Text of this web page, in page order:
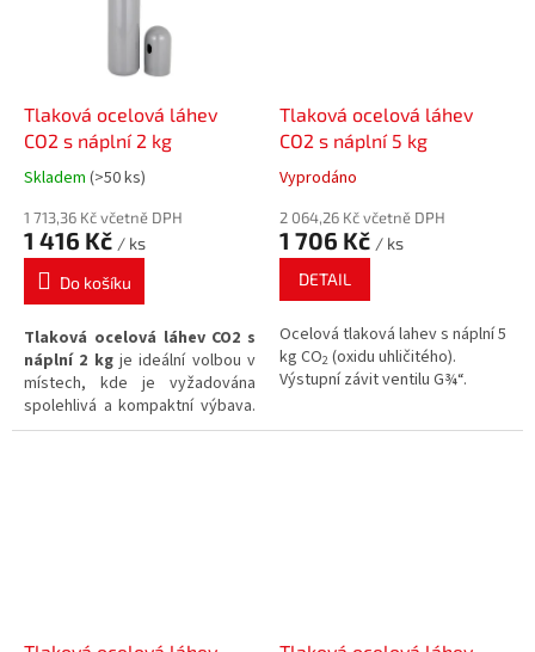
Tlaková ocelová láhev
CO2 s náplní 2 kg
Průměrné
produktu
je
5,0
hvězdiček.
Skladem (>50 ks)
1 713,36 Kč včetně DPH
1 416 Kč / ks
Do košíku
Tlaková ocelová láhev CO2 s
náplní 2 kgje ideální volbou v
místech, kde je vyžadována
spolehlivá a kompaktní výbava.
Díky svým rozměrům je tato
Tlaková ocelová láhev
CO2 s náplní 5 kg
Průměrné
produktu
je
hvězdiček.
Vyprodáno
2 064,26 Kč včetně DPH
1 706 Kč / ks
DETAIL
Ocelová tlaková lahev s náplní 5
kg CO2 (oxidu uhličitého).
Výstupní závit ventilu G¾“.